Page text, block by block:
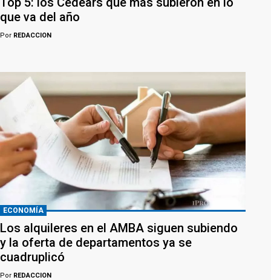
que va del año
Por REDACCION
ECONOMÍA
Los alquileres en el AMBA siguen subiendo
y la oferta de departamentos ya se
cuadruplicó
Por REDACCION